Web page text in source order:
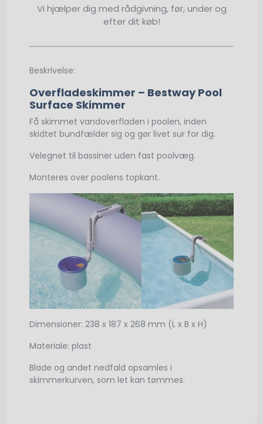
Vi hjælper dig med rådgivning, før, under og
efter dit køb!
Beskrivelse:
Overfladeskimmer – Bestway Pool
Surface Skimmer
Få skimmet vandoverfladen i poolen, inden
skidtet bundfælder sig og gør livet sur for dig.
Velegnet til bassiner uden fast poolvæg.
Monteres over poolens topkant.
Dimensioner: 238 x 187 x 268 mm (L x B x H)
Materiale: plast
Blade og andet nedfald opsamles i
skimmerkurven, som let kan tømmes.